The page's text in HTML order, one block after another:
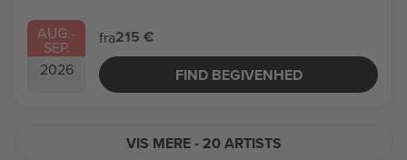
AUG.-
SEP.
2026
fra215 €
FIND BEGIVENHED
VIS MERE- 20 ARTISTS